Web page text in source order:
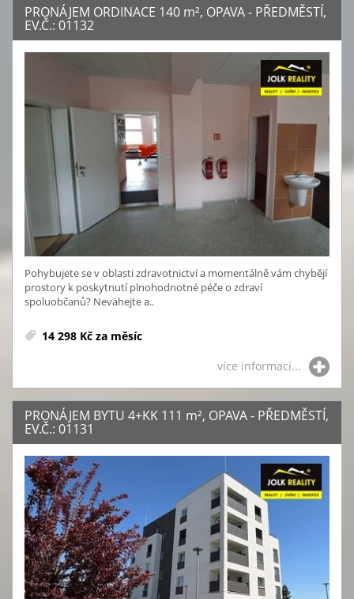
PRONÁJEM ORDINACE 140 m², OPAVA - PŘEDMĚSTÍ,
EV.Č.: 01132
Pohybujete se v oblasti zdravotnictví a momentálně vám chybějí
prostory k poskytnutí plnohodnotné péče o zdraví
spoluobčanů? Neváhejte a..
14 298 Kč za měsíc
více informací...
PRONÁJEM BYTU 4+KK 111 m², OPAVA - PŘEDMĚSTÍ,
EV.Č.: 01131